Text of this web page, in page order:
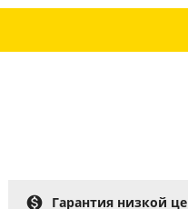
 Гарантия низкой